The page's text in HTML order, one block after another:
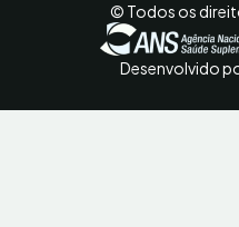
© Todos os
Desenvolvido